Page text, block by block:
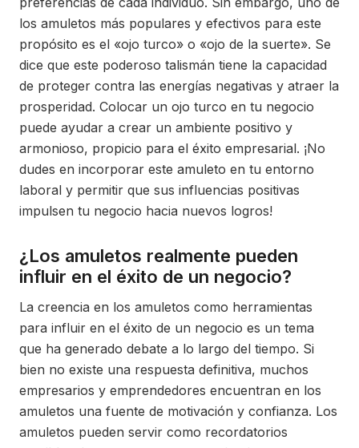
los amuletos más populares y efectivos para este
propósito es el «ojo turco» o «ojo de la suerte». Se
dice que este poderoso talismán tiene la capacidad
de proteger contra las energías negativas y atraer la
prosperidad. Colocar un ojo turco en tu negocio
puede ayudar a crear un ambiente positivo y
armonioso, propicio para el éxito empresarial. ¡No
dudes en incorporar este amuleto en tu entorno
laboral y permitir que sus influencias positivas
impulsen tu negocio hacia nuevos logros!
¿Los amuletos realmente pueden
influir en el éxito de un negocio?
La creencia en los amuletos como herramientas
para influir en el éxito de un negocio es un tema
que ha generado debate a lo largo del tiempo. Si
bien no existe una respuesta definitiva, muchos
empresarios y emprendedores encuentran en los
amuletos una fuente de motivación y confianza. Los
amuletos pueden servir como recordatorios